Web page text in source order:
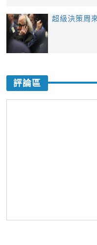
超級決策周
評論區